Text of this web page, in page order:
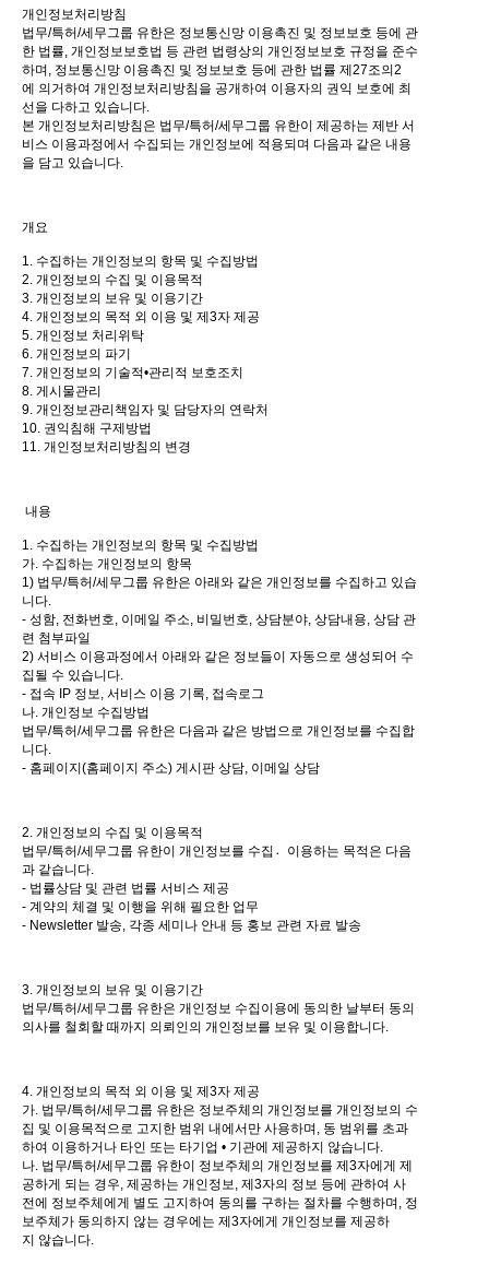
개인정보처리방침
법무/특허/세무그룹 유한은 정보통신망 이용촉진 및 정보보호 등에 관
한 법률, 개인정보보호법 등 관련 법령상의 개인정보보호 규정을 준수
하며, 정보통신망 이용촉진 및 정보보호 등에 관한 법률 제27조의2
에 의거하여 개인정보처리방침을 공개하여 이용자의 권익 보호에 최
선을 다하고 있습니다.
본 개인정보처리방침은 법무/특허/세무그룹 유한이 제공하는 제반 서
비스 이용과정에서 수집되는 개인정보에 적용되며 다음과 같은 내용
을 담고 있습니다.
개요
1. 수집하는 개인정보의 항목 및 수집방법
2. 개인정보의 수집 및 이용목적
3. 개인정보의 보유 및 이용기간
4. 개인정보의 목적 외 이용 및 제3자 제공
5. 개인정보 처리위탁
6. 개인정보의 파기
7. 개인정보의 기술적•관리적 보호조치
8. 게시물관리
9. 개인정보관리책임자 및 담당자의 연락처
10. 권익침해 구제방법
11. 개인정보처리방침의 변경
내용
1. 수집하는 개인정보의 항목 및 수집방법
가. 수집하는 개인정보의 항목
1) 법무/특허/세무그룹 유한은 아래와 같은 개인정보를 수집하고 있습
니다.
- 성함, 전화번호, 이메일 주소, 비밀번호, 상담분야, 상담내용, 상담 관
련 첨부파일
2) 서비스 이용과정에서 아래와 같은 정보들이 자동으로 생성되어 수
집될 수 있습니다.
- 접속 IP 정보, 서비스 이용 기록, 접속로그
나. 개인정보 수집방법
법무/특허/세무그룹 유한은 다음과 같은 방법으로 개인정보를 수집합
니다.
- 홈페이지(홈페이지 주소) 게시판 상담, 이메일 상담
2. 개인정보의 수집 및 이용목적
법무/특허/세무그룹 유한이 개인정보를 수집이〮용하는 목적은 다음
과 같습니다.
- 법률상담 및 관련 법률 서비스 제공
- 계약의 체결 및 이행을 위해 필요한 업무
- Newsletter 발송, 각종 세미나 안내 등 홍보 관련 자료 발송
3. 개인정보의 보유 및 이용기간
법무/특허/세무그룹 유한은 개인정보 수집이용에 동의한 날부터 동의
의사를 철회할 때까지 의뢰인의 개인정보를 보유 및 이용합니다.
4. 개인정보의 목적 외 이용 및 제3자 제공
가. 법무/특허/세무그룹 유한은 정보주체의 개인정보를 개인정보의 수
집 및 이용목적으로 고지한 범위 내에서만 사용하며, 동 범위를 초과
하여 이용하거나 타인 또는 타기업 • 기관에 제공하지 않습니다.
나. 법무/특허/세무그룹 유한이 정보주체의 개인정보를 제3자에게 제
공하게 되는 경우, 제공하는 개인정보, 제3자의 정보 등에 관하여 사
전에 정보주체에게 별도 고지하여 동의를 구하는 절차를 수행하며, 정
보주체가 동의하지 않는 경우에는 제3자에게 개인정보를 제공하
지 않습니다.